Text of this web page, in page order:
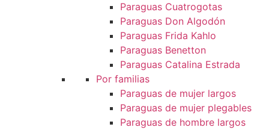
Paraguas Cuatrogotas
Paraguas Don Algodón
Paraguas Frida Kahlo
Paraguas Benetton
Paraguas Catalina Estrada
Por familias
Paraguas de mujer largos
Paraguas de mujer plegables
Paraguas de hombre largos